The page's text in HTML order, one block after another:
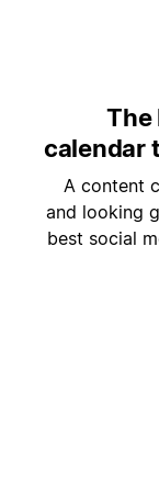
A
and
best